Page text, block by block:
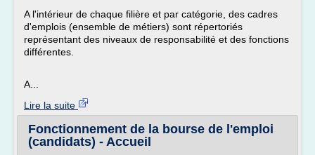
A l'intérieur de chaque filière et par catégorie, des cadres
d'emplois (ensemble de métiers) sont répertoriés
représentant des niveaux de responsabilité et des fonctions
différentes.
A...
Lire la suite
Fonctionnement de la bourse de l'emploi
(candidats) - Accueil